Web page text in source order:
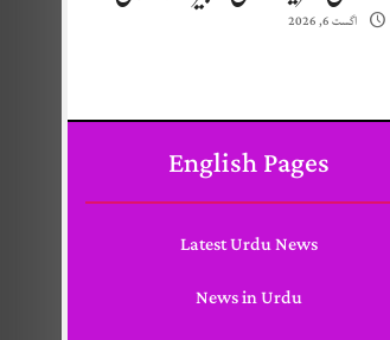
اگست 6, 2026
English Pages
Latest Urdu News
News in Urdu